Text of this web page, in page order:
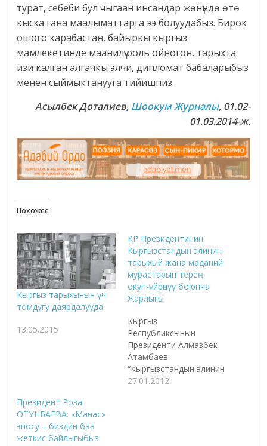
турат, себеби бул чыгаан инсандар жөнүндө өтө
кыска гана маалыматтарга ээ болуудабыз. Бирок
ошого карабастан, байыркы кыргыз
мамлекетинде маанилүү роль ойногон, тарыхта
изи калган алгачкы элчи, дипломат бабаларыбыз
менен сыймыктанууга тийишпиз.
Асылбек Доталиев, Шоокум Журналы, 01.02-
01.03.2014-ж.
Похожее
Кыргыз тарыхынын үч
томдугу даярдалууда
13.05.2015
КР Президентинин
Кыргызстандын элинин
тарыхый жана маданий
мурастарын терең
окуп-үйрөнүү боюнча
Жарлыгы
Кыргыз
Республиксынын
Президенти Алмазбек
Атамбаев
“Кыргызстандын элинин
тарыхый жана маданий
27.01.2012
Президент Роза
ОТУНБАЕВА: «Манас»
эпосу – биздин баа
жеткис байлыгыбыз